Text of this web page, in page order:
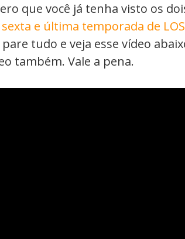
que você já tenha visto os
sexta e última temporada de
tudo e veja esse vídeo
também. Vale a pena.